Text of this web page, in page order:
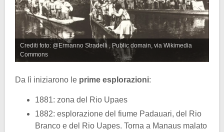
Crediti foto: @Ermanno Stradelli , Public domain, via Wikimedia
Commons
Da lì iniziarono le prime esplorazioni:
1881: zona del Rio Upaes
1882: esplorazione del fiume Padauari, del Rio
Branco e del Rio Uapes. Torna a Manaus malato